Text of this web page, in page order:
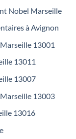
Nobel Marseille
à Avignon
13001
13011
13007
13003
13016